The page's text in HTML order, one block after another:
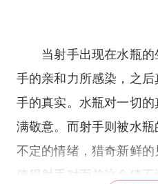
当射手出现在水瓶的
手的亲和力所感染，之
手的真实。水瓶对一切
满敬意。而射手则被水
不定的情绪，猎奇新鲜的
使得射手对面前这个猜